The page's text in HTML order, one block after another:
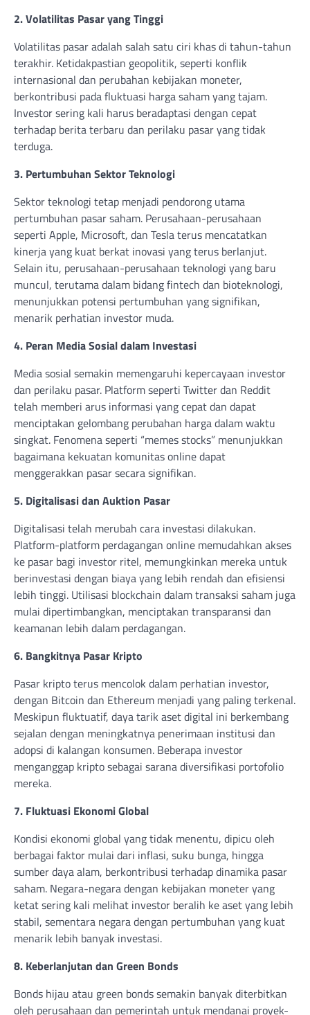
2. Volatilitas Pasar yang Tinggi
Volatilitas pasar adalah salah satu ciri khas di tahun-tahun
terakhir. Ketidakpastian geopolitik, seperti konflik
internasional dan perubahan kebijakan moneter,
berkontribusi pada fluktuasi harga saham yang tajam.
Investor sering kali harus beradaptasi dengan cepat
terhadap berita terbaru dan perilaku pasar yang tidak
terduga.
3. Pertumbuhan Sektor Teknologi
Sektor teknologi tetap menjadi pendorong utama
pertumbuhan pasar saham. Perusahaan-perusahaan
seperti Apple, Microsoft, dan Tesla terus mencatatkan
kinerja yang kuat berkat inovasi yang terus berlanjut.
Selain itu, perusahaan-perusahaan teknologi yang baru
muncul, terutama dalam bidang fintech dan bioteknologi,
menunjukkan potensi pertumbuhan yang signifikan,
menarik perhatian investor muda.
4. Peran Media Sosial dalam Investasi
Media sosial semakin memengaruhi kepercayaan investor
dan perilaku pasar. Platform seperti Twitter dan Reddit
telah memberi arus informasi yang cepat dan dapat
menciptakan gelombang perubahan harga dalam waktu
singkat. Fenomena seperti “memes stocks” menunjukkan
bagaimana kekuatan komunitas online dapat
menggerakkan pasar secara signifikan.
5. Digitalisasi dan Auktion Pasar
Digitalisasi telah merubah cara investasi dilakukan.
Platform-platform perdagangan online memudahkan akses
ke pasar bagi investor ritel, memungkinkan mereka untuk
berinvestasi dengan biaya yang lebih rendah dan efisiensi
lebih tinggi. Utilisasi blockchain dalam transaksi saham juga
mulai dipertimbangkan, menciptakan transparansi dan
keamanan lebih dalam perdagangan.
6. Bangkitnya Pasar Kripto
Pasar kripto terus mencolok dalam perhatian investor,
dengan Bitcoin dan Ethereum menjadi yang paling terkenal.
Meskipun fluktuatif, daya tarik aset digital ini berkembang
sejalan dengan meningkatnya penerimaan institusi dan
adopsi di kalangan konsumen. Beberapa investor
menganggap kripto sebagai sarana diversifikasi portofolio
mereka.
7. Fluktuasi Ekonomi Global
Kondisi ekonomi global yang tidak menentu, dipicu oleh
berbagai faktor mulai dari inflasi, suku bunga, hingga
sumber daya alam, berkontribusi terhadap dinamika pasar
saham. Negara-negara dengan kebijakan moneter yang
ketat sering kali melihat investor beralih ke aset yang lebih
stabil, sementara negara dengan pertumbuhan yang kuat
menarik lebih banyak investasi.
8. Keberlanjutan dan Green Bonds
Bonds hijau atau green bonds semakin banyak diterbitkan
oleh perusahaan dan pemerintah untuk mendanai proyek-